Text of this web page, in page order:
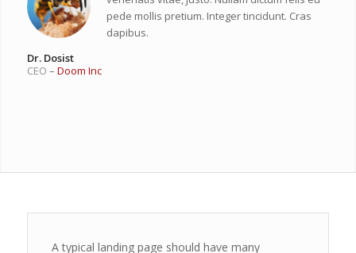
pede mollis pretium. Integer tincidunt. Cras
dapibus.
Dr. Dosist
CEO – Doom Inc
A typical landing page should have many